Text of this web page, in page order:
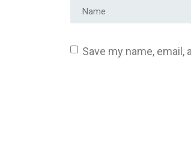
Prénom et nom
Save my name,